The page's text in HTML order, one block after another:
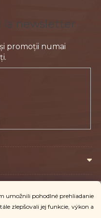
umožnili pohodlné prehliadanie
zlepšovali jej funkcie, výkon a
la newsletter